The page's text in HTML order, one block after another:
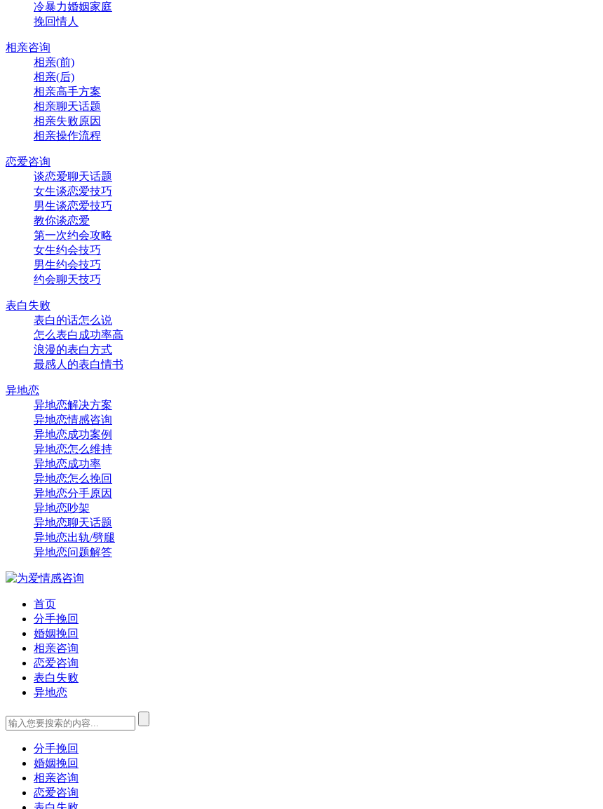
冷暴力婚姻家庭
挽回情人
相亲咨询
相亲(前)
相亲(后)
相亲高手方案
相亲聊天话题
相亲失败原因
相亲操作流程
恋爱咨询
谈恋爱聊天话题
女生谈恋爱技巧
男生谈恋爱技巧
教你谈恋爱
第一次约会攻略
女生约会技巧
男生约会技巧
约会聊天技巧
表白失败
表白的话怎么说
怎么表白成功率高
浪漫的表白方式
最感人的表白情书
异地恋
异地恋解决方案
异地恋情感咨询
异地恋成功案例
异地恋怎么维持
异地恋成功率
异地恋怎么挽回
异地恋分手原因
异地恋吵架
异地恋聊天话题
异地恋出轨/劈腿
异地恋问题解答
首页
分手挽回
婚姻挽回
相亲咨询
恋爱咨询
表白失败
异地恋
分手挽回
婚姻挽回
相亲咨询
恋爱咨询